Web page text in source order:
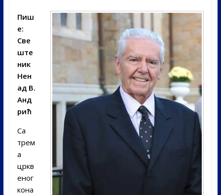
Пиш
е:
Све
ште
ник
Нен
ад В.
Анд
рић
Са
трем
а
цркв
еног
кона